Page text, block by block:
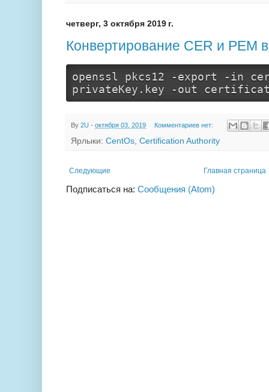
четверг, 3 октября 2019 г.
Конвертирование CER и PEM
openssl pkcs12 -export -in
privateKey.key -out
By 2U - октября 03, 2019 Комментариев нет:
Ярлыки: CentOs Certification Authority
Следующие Главная страница
Подписаться на: Сообщения (Atom)